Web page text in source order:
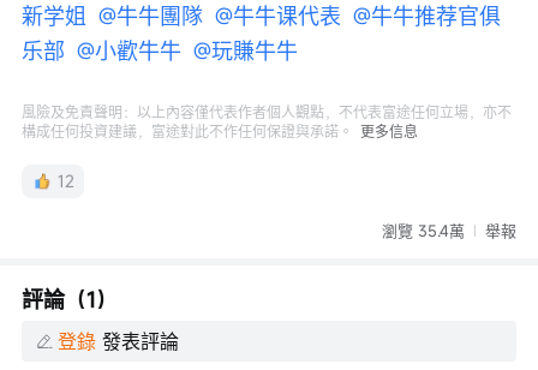
新学姐 @牛牛團隊 @牛牛课代表 @牛牛推荐官俱
乐部 @小歡牛牛 @玩賺牛牛
風險及免責聲明：以上內容僅代表作者個人觀點，不代表富途任何立場，亦不
構成任何投資建議，富途對此不作任何保證與承諾。
更多信息
12
瀏覽 35.4萬 舉報
評論（1）
登錄 發表評論